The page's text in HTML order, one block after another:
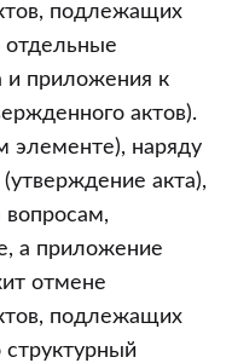
подлежащих
отдельные
и приложения к
актов).
элементе), наряду
акта),
а приложение
отмене
подлежащих
структурный